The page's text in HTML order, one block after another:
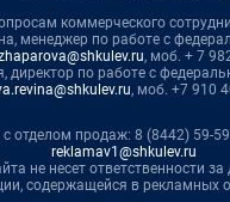
коммерческого
менеджер по работе с
, моб. + 7
директор по работе с
, моб. +7 910
отделом продаж: 8 (8442) 59-
reklamav1@shkulev.ru
не несет ответственности за
содержащейся в рекламных